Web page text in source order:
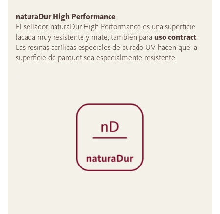
naturaDur High Performance
El sellador naturaDur High Performance es una superficie
lacada muy resistente y mate, también para uso contract.
Las resinas acrílicas especiales de curado UV hacen que la
superficie de parquet sea especialmente resistente.